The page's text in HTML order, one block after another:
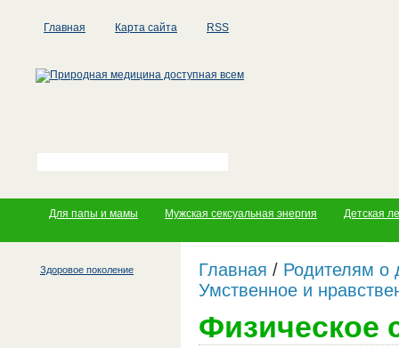
Главная Карта сайта RSS
Для папы и мамы Мужская сексуальная энергия Детская
Здоровое поколение Главная / Родителям о
Умственное и
Физическое